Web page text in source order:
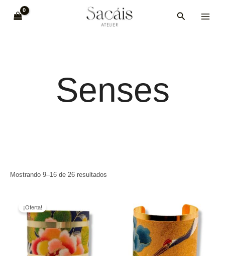
Buscar
Senses
Mostrando 9–16 de 26 resultados
¡Oferta!
originalactual
es:
25,60 €.